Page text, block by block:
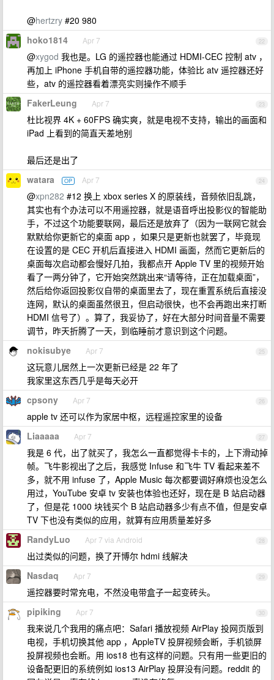
@hertzry #20 980
22
hoko1814 Apr 7
@xygod 我也是。LG 的遥控器也能通过 HDMI-CEC 控制 atv ，
再加上 iPhone 手机自带的遥控器功能，体验比 atv 遥控器还好
些，atv 的遥控器看着漂亮实则操作不顺手
23
FakerLeung Apr 7
杜比视界 4K + 60FPS 确实爽，就是电视不支持，输出的画面和
iPad 上看到的简直天差地别
最后还是出了
24
watara OP Apr 7
@xpn282 #12 换上 xbox series X 的原装线，音频依旧乱跳，
其实也有个办法可以不用遥控器，就是语音呼出投影仪的智能助
手，不过这个功能要联网，最后还是放弃了（因为一联网它就会
默默给你更新它的桌面 app ，如果只是更新也就罢了，毕竟现
在设置的是 CEC 开机后直接进入 HDMI 画面，然而它更新后的
桌面每次启动都会慢好几拍，我都点开 Apple TV 里的视频开始
看了一两分钟了，它开始突然跳出来“请等待，正在加载桌面”，
然后给你返回投影仪自带的桌面里去了，现在重置系统后直接没
连网，默认的桌面虽然很丑，但启动很快，也不会再跑出来打断
HDMI 信号了）。算了，我妥协了，好在大部分时间音量不需要
调节，昨天折腾了一天，到临睡前才意识到这个问题。
25
nokisubye Apr 7
这玩意儿居然上一次更新已经是 22 年了
我家里这东西几乎是每天必开
26
cpsony Apr 7
apple tv 还可以作为家居中枢，远程遥控家里的设备
27
Liaaaaa Apr 7
我是 6 代，出了就买了，我怎么一直都觉得卡卡的，上下滑动掉
帧。飞牛影视出了之后，我感觉 Infuse 和飞牛 TV 看起来差不
多，就不用 infuse 了，Apple Music 每次都要调好麻烦也没怎么
用过，YouTube 安卓 tv 安装也体验也还好，现在是 B 站启动器
了，但是花 1000 块钱买个 B 站启动器多少有点不值，但是安卓
TV 下也没有类似的应用，就算有应用质量差好多
28
RandyLuo Apr 7 via Android
出过类似的问题，换了开博尔 hdmi 线解决
29
Nasdaq Apr 7
遥控器要时常充电，不然没电带盒子一起变砖头。
30
pipiking Apr 7
我来说几个我用的痛点吧：Safari 播放视频 AirPlay 投网页版到
电视，手机切换其他 app ，AppleTV 投屏视频会断，手机锁屏
投屏视频也会断。用 ios18 也有这样的问题。只有用一些更旧的
设备配更旧的系统例如 ios13 AirPlay 投屏没有问题。reddit 的